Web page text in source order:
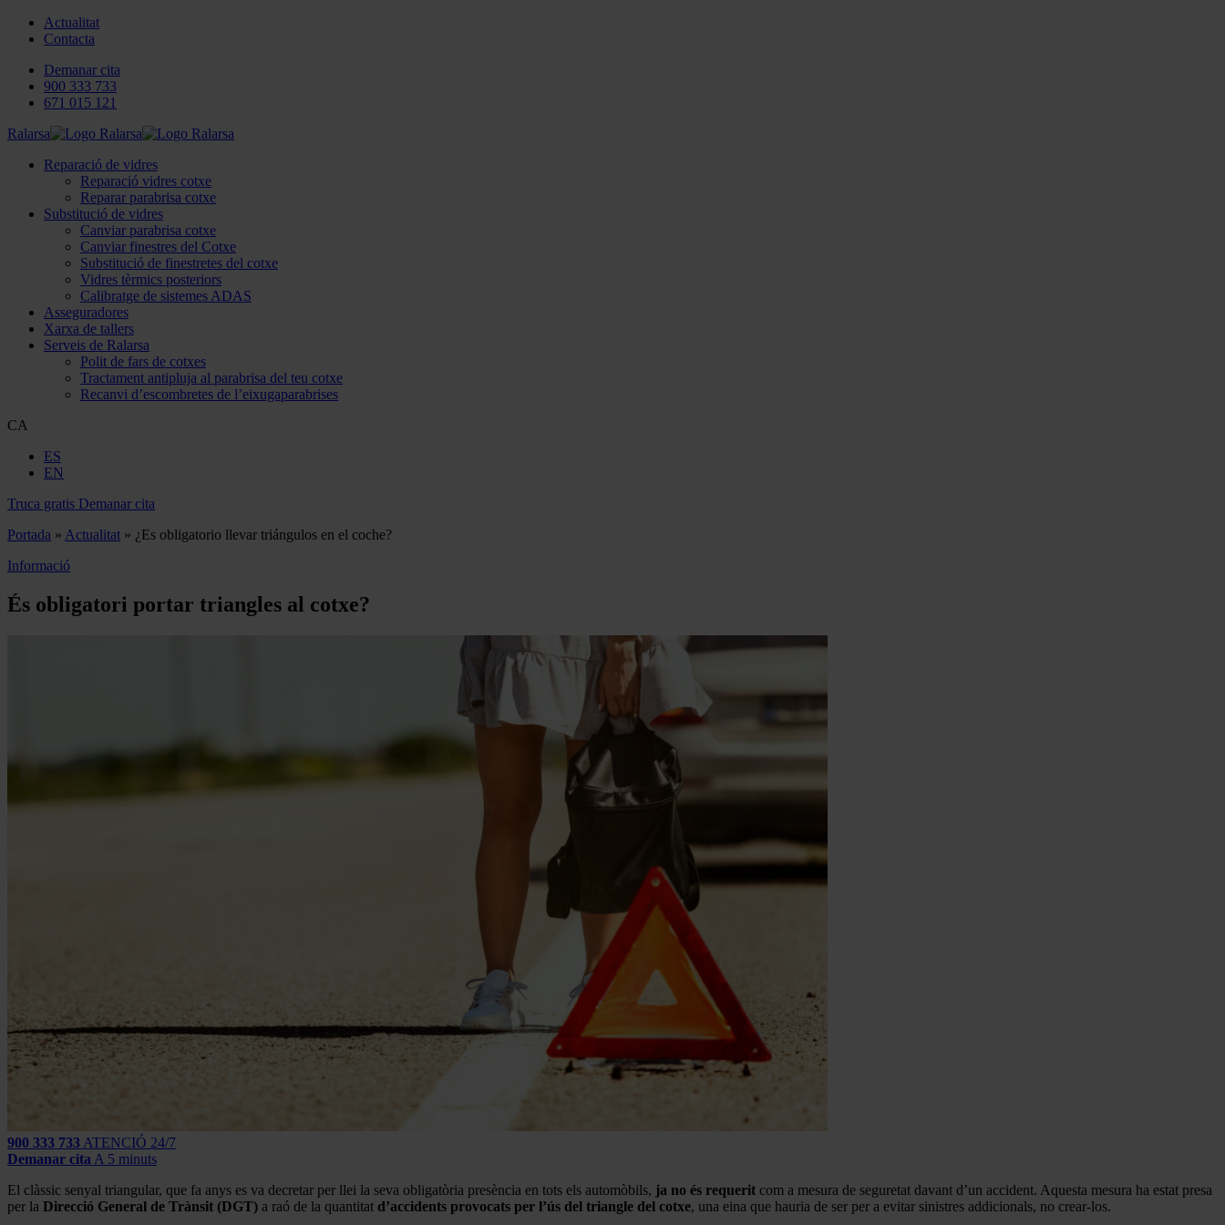
Actualitat
Contacta
Demanar cita
900 333 733
671 015 121
Ralarsa
Reparació de vidres
Reparació vidres cotxe
Reparar parabrisa cotxe
Substitució de vidres
Canviar parabrisa cotxe
Canviar finestres del Cotxe
Substitució de finestretes del cotxe
Vidres tèrmics posteriors
Calibratge de sistemes ADAS
Asseguradores
Xarxa de tallers
Serveis de Ralarsa
Polit de fars de cotxes
Tractament antipluja al parabrisa del teu cotxe
Recanvi d’escombretes de l’eixugaparabrises
CA
ES
EN
Truca gratis Demanar cita
Portada » Actualitat » ¿Es obligatorio llevar triángulos en el coche?
Informació
És obligatori portar triangles al cotxe?
900 333 733 ATENCIÓ 24/7
Demanar cita A 5 minuts
El clàssic senyal triangular, que fa anys es va decretar per llei la seva obligatòria presència en tots els automòbils, ja no és requerit com a mesura de seguretat davant d’un accident. Aquesta mesura ha estat presa
per la Direcció General de Trànsit (DGT) a raó de la quantitat d’accidents provocats per l’ús del triangle del cotxe, una eina que hauria de ser per a evitar sinistres addicionals, no crear-los.